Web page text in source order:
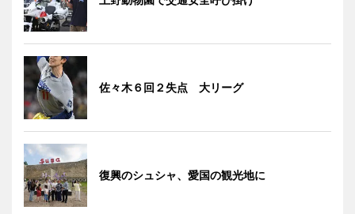
佐々木６回２失点 大リーグ
復興のシュシャ、愛国の観光地に